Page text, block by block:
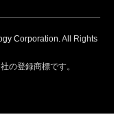
Corporation . All Rights
の登録商標です。